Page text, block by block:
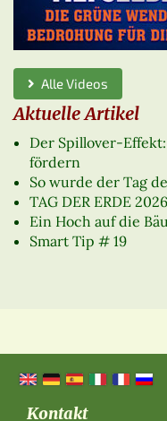
Alle Videos
Aktuelle Artikel
Der Spillover-
fördern
So wurde der Tag
TAG DER ERDE 2026
Ein Hoch auf die
Smart Tip # 19
Kontakt